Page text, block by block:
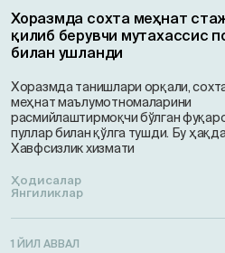
Хоразмда сохта меҳнат
қилиб берувчи мутахассис
билан ушланди
Хоразмда танишлари орқали,
меҳнат маълумотномаларини
расмийлаштирмоқчи бўлган
пуллар билан қўлга тушди. Бу ҳақда
Хавфсизлик хизмати
Ҳодисалар
Янгиликлар
1 ЙИЛ АВВАЛ